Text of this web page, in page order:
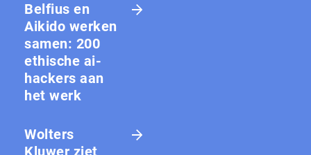
Belfius en
Aikido werken
samen: 200
ethische ai-
hackers aan
het werk
Wolters